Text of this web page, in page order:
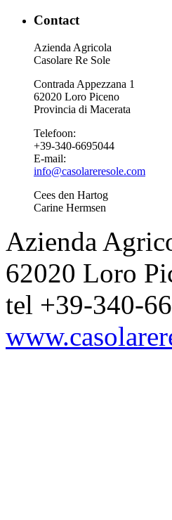
Contact
Azienda Agricola
Casolare Re Sole
Contrada Appezzana 1
62020 Loro Piceno
Provincia di Macerata
Telefoon:
+39-340-6695044
E-mail:
info@casolareresole.com
Cees den Hartog
Carine Hermsen
Azienda
62020 Loro
tel +39-340-